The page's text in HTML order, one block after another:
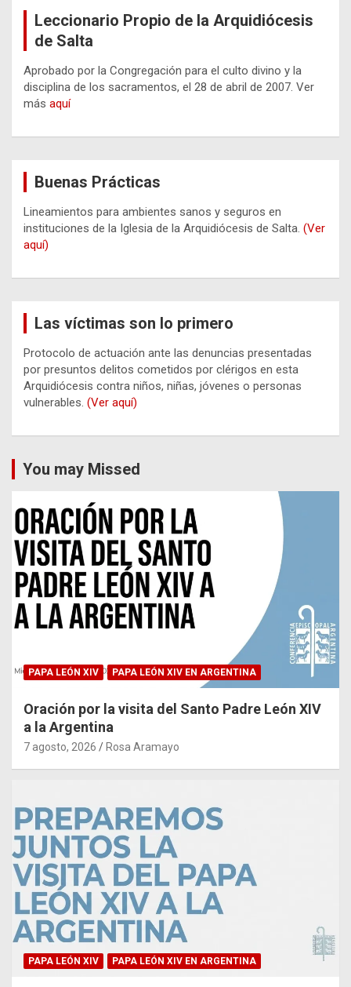
Leccionario Propio de la Arquidiócesis
de Salta
Aprobado por la Congregación para el culto divino y la
disciplina de los sacramentos, el 28 de abril de 2007. Ver
más aquí
Buenas Prácticas
Lineamientos para ambientes sanos y seguros en
instituciones de la Iglesia de la Arquidiócesis de Salta. (Ver
aquí)
Las víctimas son lo primero
Protocolo de actuación ante las denuncias presentadas
por presuntos delitos cometidos por clérigos en esta
Arquidiócesis contra niños, niñas, jóvenes o personas
vulnerables. (Ver aquí)
You may Missed
PAPA LEÓN XIV PAPA LEÓN XIV EN ARGENTINA
Oración por la visita del Santo Padre León XIV
a la Argentina
7 agosto, 2026 Rosa Aramayo
PAPA LEÓN XIV PAPA LEÓN XIV EN ARGENTINA